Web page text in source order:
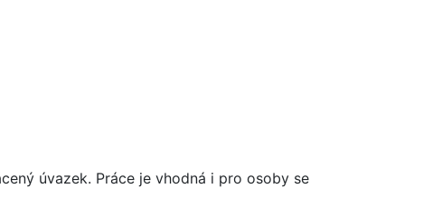
úvazek. Práce je vhodná i pro osoby se